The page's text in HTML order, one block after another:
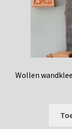
Privacybeleid
Wollen